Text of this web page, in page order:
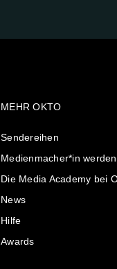
MEHR OKTO
Sendereihen
Medienmacher*in werden
Die Media Academy bei
News
Hilfe
Awards